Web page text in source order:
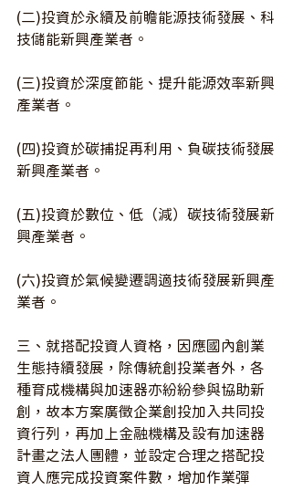
(二)投資於永續及前瞻能源技術發展、科
技儲能新興產業者。
(三)投資於深度節能、提升能源效率新興
產業者。
(四)投資於碳捕捉再利用、負碳技術發展
新興產業者。
(五)投資於數位、低（減）碳技術發展新
興產業者。
(六)投資於氣候變遷調適技術發展新興產
業者。
三、就搭配投資人資格，因應國內創業
生態持續發展，除傳統創投業者外，各
種育成機構與加速器亦紛紛參與協助新
創，故本方案廣徵企業創投加入共同投
資行列，再加上金融機構及設有加速器
計畫之法人團體，並設定合理之搭配投
資人應完成投資案件數，增加作業彈